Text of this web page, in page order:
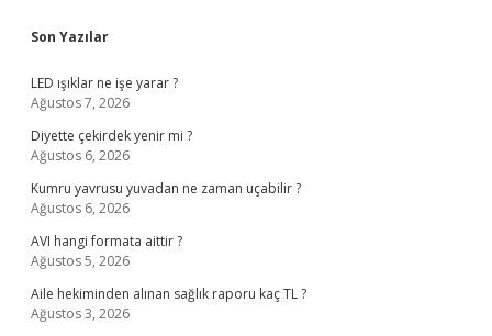
Sidebar
Son Yazılar
LED ışıklar ne işe yarar ?
Ağustos 7, 2026
Diyette çekirdek yenir mi ?
Ağustos 6, 2026
Kumru yavrusu yuvadan ne zaman uçabilir ?
Ağustos 6, 2026
AVI hangi formata aittir ?
Ağustos 5, 2026
Aile hekiminden alınan sağlık raporu kaç TL ?
Ağustos 3, 2026